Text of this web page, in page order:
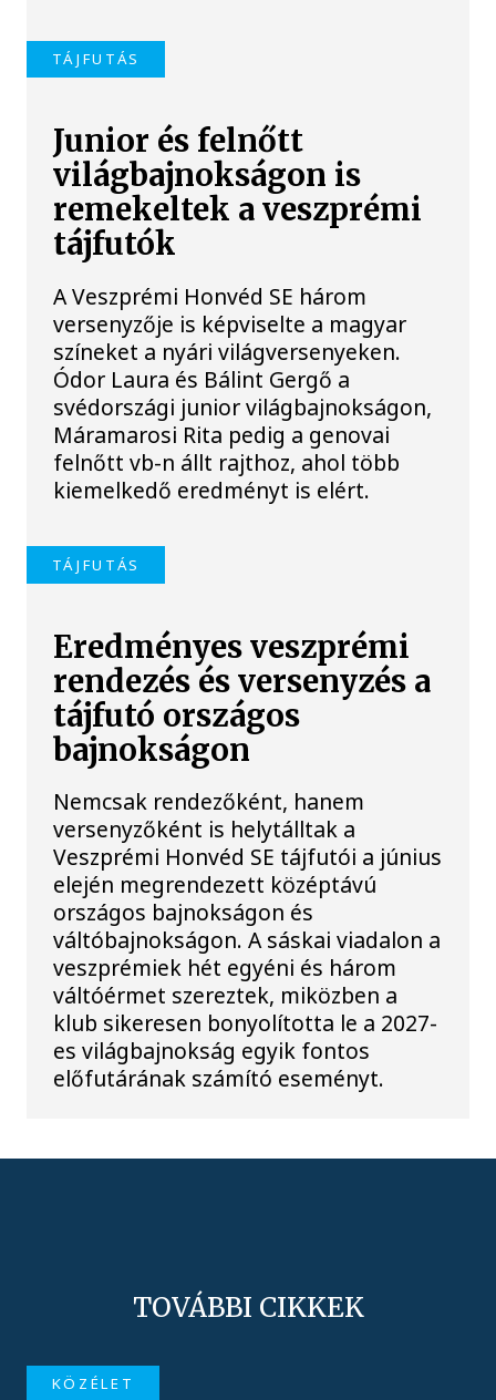
TÁJFUTÁS
Junior és felnőtt
világbajnokságon is
remekeltek a veszprémi
tájfutók
A Veszprémi Honvéd SE három
versenyzője is képviselte a magyar
színeket a nyári világversenyeken.
Ódor Laura és Bálint Gergő a
svédországi junior világbajnokságon,
Máramarosi Rita pedig a genovai
felnőtt vb-n állt rajthoz, ahol több
kiemelkedő eredményt is elért.
TÁJFUTÁS
Eredményes veszprémi
rendezés és versenyzés a
tájfutó országos
bajnokságon
Nemcsak rendezőként, hanem
versenyzőként is helytálltak a
Veszprémi Honvéd SE tájfutói a június
elején megrendezett középtávú
országos bajnokságon és
váltóbajnokságon. A sáskai viadalon a
veszprémiek hét egyéni és három
váltóérmet szereztek, miközben a
klub sikeresen bonyolította le a 2027-
es világbajnokság egyik fontos
előfutárának számító eseményt.
TOVÁBBI CIKKEK
KÖZÉLET